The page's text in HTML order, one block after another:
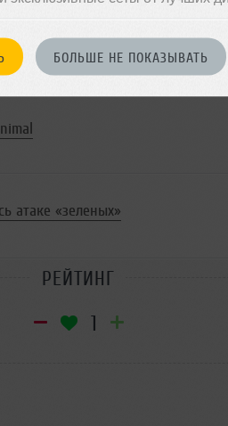
БОЛЬШЕ НЕ ПОКАЗЫВАТЬ
атаке «зеленых»
РЕЙТИНГ
1